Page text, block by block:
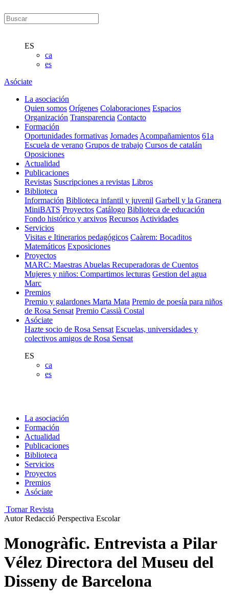
ES
ca
es
Asóciate
La asociación
Quien somos Orígenes Colaboraciones Espacios
Organización Transparencia Contacto
Formación
Oportunidades formativas Jornades Acompañamientos 61a
Escuela de verano Grupos de trabajo Cursos de catalán
Oposiciones
Actualidad
Publicaciones
Revistas Suscripciones a revistas Libros
Biblioteca
Información Biblioteca infantil y juvenil Garbell y la Granera
MiniBATS Proyectos Catálogo Biblioteca de educación
Fondo histórico y arxivos Recursos Actividades
Servicios
Visitas e Itinerarios pedagógicos Caàrem: Bocaditos
Matemáticos Exposiciones
Proyectos
MARC: Maestras Abuelas Recuperadoras de Cuentos
Mujeres y niños: Compartimos lecturas Gestion del agua
Marc
Premios
Premio y galardones Marta Mata Premio de poesía para niños
de Rosa Sensat Premio Cassià Costal
Asóciate
Hazte socio de Rosa Sensat Escuelas, universidades y
colectivos amigos de Rosa Sensat
ES
ca
es
La asociación
Formación
Actualidad
Publicaciones
Biblioteca
Servicios
Proyectos
Premios
Asóciate
Tornar Revista
Autor Redacció Perspectiva Escolar
Monogràfic. Entrevista a Pilar
Vélez Directora del Museu del
Disseny de Barcelona